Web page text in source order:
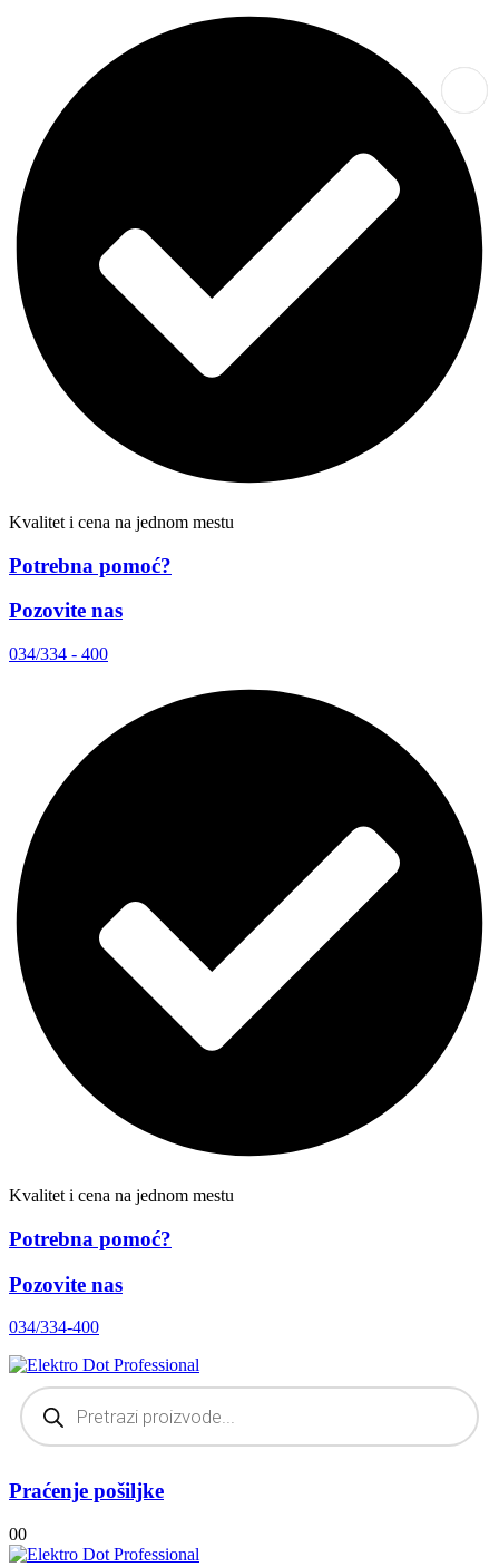
Kvalitet i cena na jednom mestu
Potrebna pomoć?
Pozovite nas
034/334 - 400
Kvalitet i cena na jednom mestu
Potrebna pomoć?
Pozovite nas
034/334-400
Products
search
Praćenje pošiljke
00